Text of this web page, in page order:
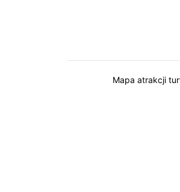
Mapa atrakcji